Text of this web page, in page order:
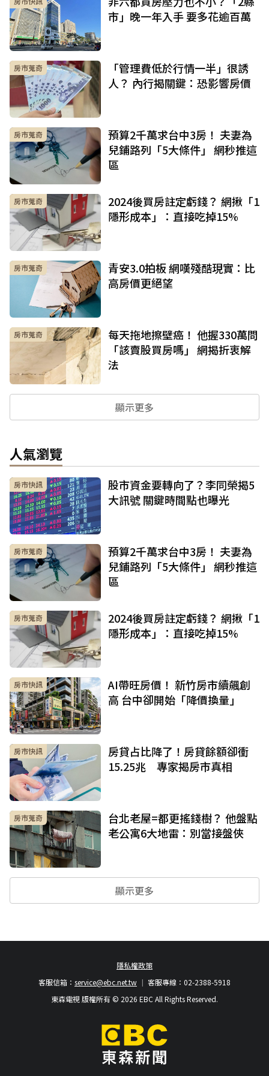
市」晚一年入手 要多花逾百萬
房市蒐奇
「管理費低於行情一半」很誘
人？ 內行揭關鍵：恐影響房價
房市蒐奇
預算2千萬求台中3房！ 夫妻為
兒鋪路列「5大條件」 網秒推這
區
房市蒐奇
2024後買房註定虧錢？ 網揪「1
隱形成本」：直接吃掉15%
房市蒐奇
青安3.0拍板 網嘆殘酷現實：比
高房價更絕望
房市蒐奇
每天拖地擦壁癌！ 他握330萬問
「該賣股買房嗎」 網揭折衷解
法
顯示更多
人氣瀏覽
房市快訊
股市資金要轉向了？李同榮揭5
大訊號 關鍵時間點也曝光
房市蒐奇
預算2千萬求台中3房！ 夫妻為
兒鋪路列「5大條件」 網秒推這
區
房市蒐奇
2024後買房註定虧錢？ 網揪「1
隱形成本」：直接吃掉15%
房市快訊
AI帶旺房價！ 新竹房市續飆創
高 台中卻開始「降價換量」
房市快訊
房貸占比降了！房貸餘額卻衝
15.25兆 專家揭房市真相
房市蒐奇
台北老屋=都更搖錢樹？ 他盤點
老公寓6大地雷：別當接盤俠
顯示更多
隱私權政策
客服專線：02-2388-5918
客服信箱： service@ebc.net.tw
東森電視 版權所有 © 2026 EBC All Rights Reserved.